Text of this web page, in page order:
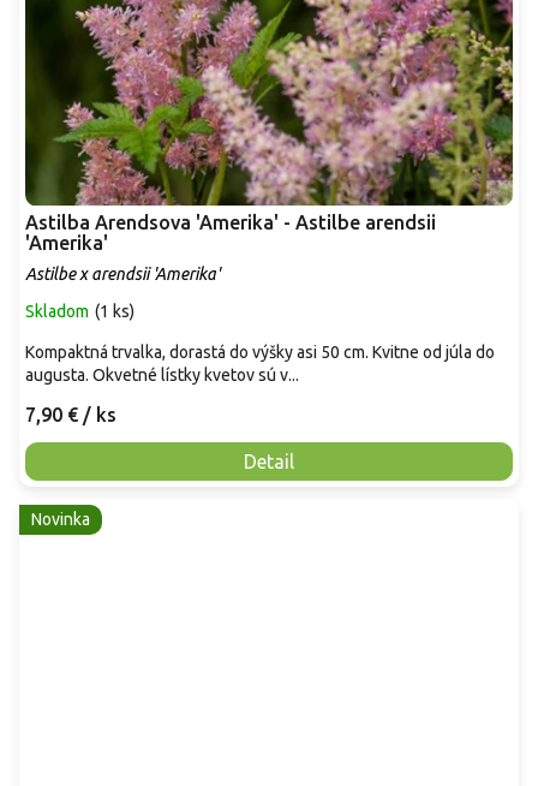
Astilba Arendsova 'Amerika' - Astilbe arendsii
'Amerika'
Astilbe x arendsii 'Amerika'
Skladom (1 ks)
7,90 € / ks
Detail
Kompaktná trvalka, dorastá do výšky asi 50 cm. Kvitne od júla do
augusta. Okvetné lístky kvetov sú v...
Novinka